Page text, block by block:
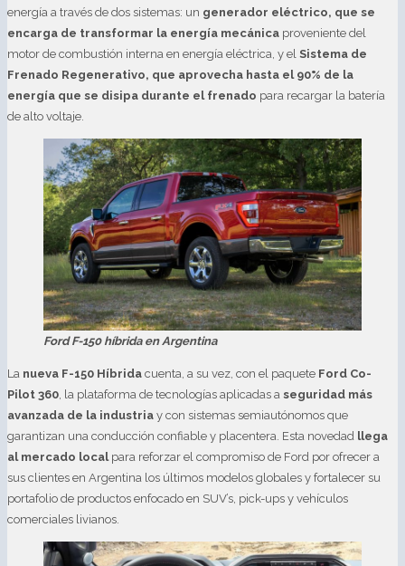
energía a través de dos sistemas: un generador eléctrico, que se
encarga de transformar la energía mecánica proveniente del
motor de combustión interna en energía eléctrica, y el Sistema de
Frenado Regenerativo, que aprovecha hasta el 90% de la
energía que se disipa durante el frenado para recargar la batería
de alto voltaje.
Ford F-150 híbrida en Argentina
La nueva F-150 Híbrida cuenta, a su vez, con el paquete Ford Co-
Pilot 360 , la plataforma de tecnologías aplicadas a seguridad más
avanzada de la industria y con sistemas semiautónomos que
garantizan una conducción confiable y placentera. Esta novedad llega
al mercado local para reforzar el compromiso de Ford por ofrecer a
sus clientes en Argentina los últimos modelos globales y fortalecer su
portafolio de productos enfocado en SUV’s, pick-ups y vehículos
comerciales livianos.